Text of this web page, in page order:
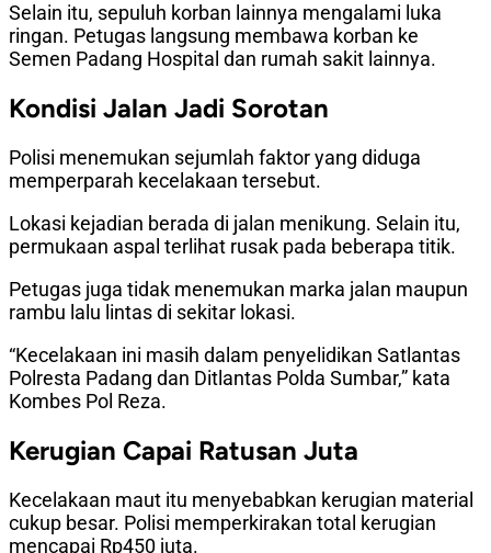
Selain itu, sepuluh korban lainnya mengalami luka
ringan. Petugas langsung membawa korban ke
Semen Padang Hospital dan rumah sakit lainnya.
Kondisi Jalan Jadi Sorotan
Polisi menemukan sejumlah faktor yang diduga
memperparah kecelakaan tersebut.
Lokasi kejadian berada di jalan menikung. Selain itu,
permukaan aspal terlihat rusak pada beberapa titik.
Petugas juga tidak menemukan marka jalan maupun
rambu lalu lintas di sekitar lokasi.
“Kecelakaan ini masih dalam penyelidikan Satlantas
Polresta Padang dan Ditlantas Polda Sumbar,” kata
Kombes Pol Reza.
Kerugian Capai Ratusan Juta
Kecelakaan maut itu menyebabkan kerugian material
cukup besar. Polisi memperkirakan total kerugian
mencapai Rp450 juta.